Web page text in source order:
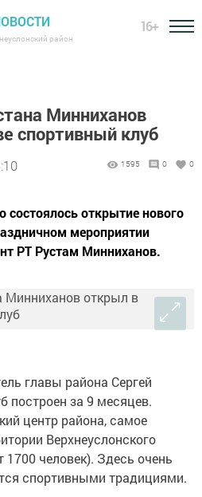
район
16+
Минниханов
спортивный клуб
1595 0 0
состоялось открытие нового
мероприятии
РТ Рустам Минниханов.
главы района Сергей
построен за 9 месяцев.
центр района, самое
Верхнеуслонского
человек). Здесь очень
спортивными традициями.